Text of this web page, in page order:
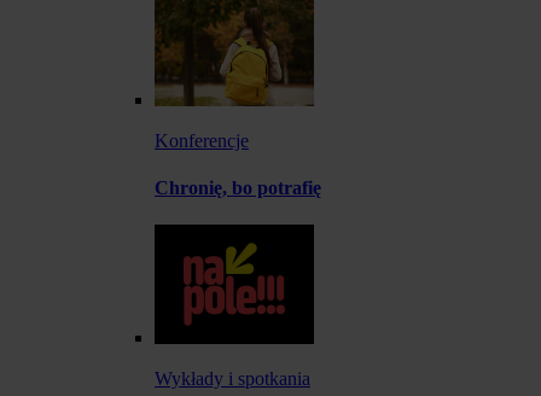
Konferencje
Chronię, bo potrafię
Wykłady i spotkania